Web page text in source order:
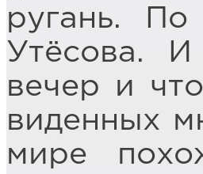
ругань.
Утёсова. И
вечер и
виденных
мире